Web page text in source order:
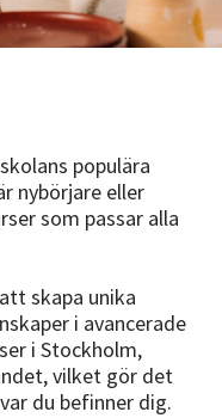
populära
nybörjare eller
som passar alla
skapa unika
i avancerade
i Stockholm,
vilket gör det
du befinner dig.